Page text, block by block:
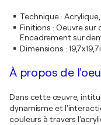
Technique:
Finitions : Oeuvre sur
Encadrement sur
Dimensions :
À propos de
Dans cette œuvre,
dynamisme et
couleurs à travers